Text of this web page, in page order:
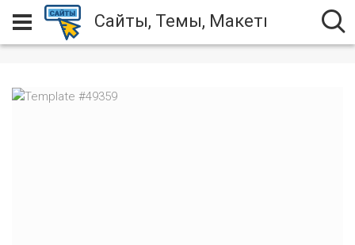
Сайты, Темы, Макеты